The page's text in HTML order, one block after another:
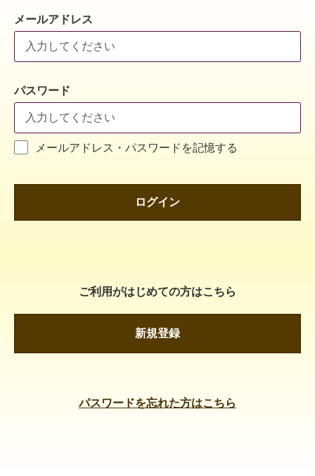
メールアドレス
パスワード
メールアドレス・パスワードを記憶する
ログイン
ご利用がはじめての方はこちら
新規登録
パスワードを忘れた方はこちら